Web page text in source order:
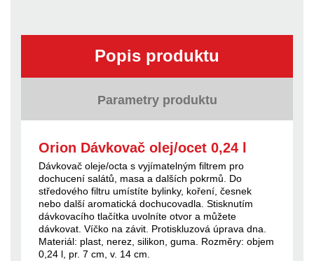
Popis produktu
Parametry produktu
Orion Dávkovač olej/ocet 0,24 l
Dávkovač oleje/octa s vyjímatelným filtrem pro
dochucení salátů, masa a dalších pokrmů. Do
středového filtru umístíte bylinky, koření, česnek
nebo další aromatická dochucovadla. Stisknutím
dávkovacího tlačítka uvolníte otvor a můžete
dávkovat. Víčko na závit. Protiskluzová úprava dna.
Materiál: plast, nerez, silikon, guma. Rozměry: objem
0,24 l, pr. 7 cm, v. 14 cm.